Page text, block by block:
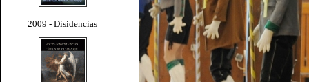
2009 - Disidencias